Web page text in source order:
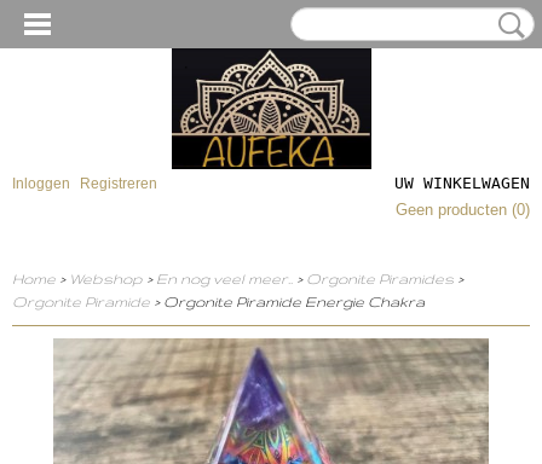
Inloggen Registreren
UW WINKELWAGEN
Geen producten (0)
Home > Webshop > En nog veel meer.. > Orgonite Piramides >
Orgonite Piramide > Orgonite Piramide Energie Chakra